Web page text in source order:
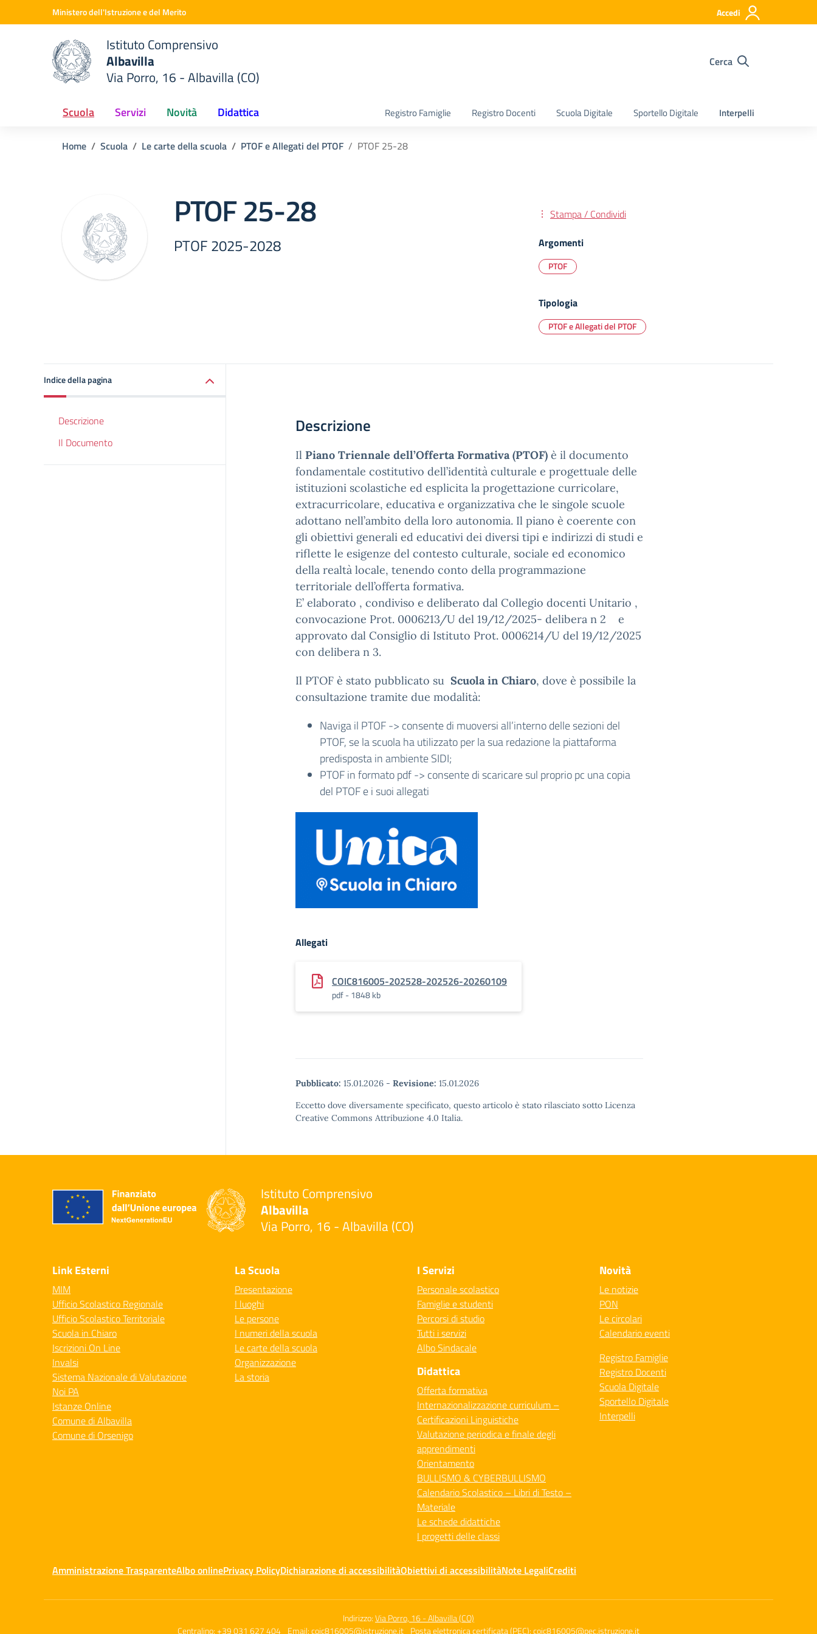
Vai ai contenuti
Vai al menu di navigazioneMinistero dell'Istruzione e del Merito Accedi
scuola
Istituto Comprensivo
Albavilla
Via Porro, 16 - Albavilla (CO)
Cerca
Scuola Servizi Novità Didattica Registro Famiglie Registro Docenti Scuola Digitale Sportello Digitale Interpelli
Home Scuola Le carte della scuola PTOF e Allegati del PTOF PTOF 25-28
PTOF 25-28
PTOF 2025-2028
Stampa / Condividi
Argomenti
PTOF
Tipologia
PTOF e Allegati del PTOF
Indice della pagina
Descrizione
Il Documento
Descrizione
Il Piano Triennale dell’Offerta Formativa (PTOF) è il documento
fondamentale costitutivo dell’identità culturale e progettuale delle
istituzioni scolastiche ed esplicita la progettazione curricolare,
extracurricolare, educativa e organizzativa che le singole scuole
adottano nell’ambito della loro autonomia. Il piano è coerente con
gli obiettivi generali ed educativi dei diversi tipi e indirizzi di studi e
riflette le esigenze del contesto culturale, sociale ed economico
della realtà locale, tenendo conto della programmazione
territoriale dell’offerta formativa.
E’ elaborato , condiviso e deliberato dal Collegio docenti Unitario ,
convocazione Prot. 0006213/U del 19/12/2025- delibera n 2 e
approvato dal Consiglio di Istituto Prot. 0006214/U del 19/12/2025
con delibera n 3.
Il PTOF è stato pubblicato su Scuola in Chiaro, dove è possibile la
consultazione tramite due modalità:
Naviga il PTOF -> consente di muoversi all’interno delle sezioni del
PTOF, se la scuola ha utilizzato per la sua redazione la piattaforma
predisposta in ambiente SIDI;
PTOF in formato pdf -> consente di scaricare sul proprio pc una copia
del PTOF e i suoi allegati
Allegati
COIC816005-202528-202526-20260109
pdf - 1848 kb
Pubblicato: 15.01.2026 - Revisione: 15.01.2026
Eccetto dove diversamente specificato, questo articolo è stato rilasciato sotto Licenza
Creative Commons Attribuzione 4.0 Italia.
Istituto Comprensivo
Albavilla
Via Porro, 16 - Albavilla (CO)
Link Esterni
MIM
Ufficio Scolastico Regionale
Ufficio Scolastico Territoriale
Scuola in Chiaro
Iscrizioni On Line
Invalsi
Sistema Nazionale di Valutazione
Noi PA
Istanze Online
Comune di Albavilla
Comune di Orsenigo
La Scuola
Presentazione
I luoghi
Le persone
I numeri della scuola
Le carte della scuola
Organizzazione
La storia
I Servizi
Personale scolastico
Famiglie e studenti
Percorsi di studio
Tutti i servizi
Albo Sindacale
Didattica
Offerta formativa
Internazionalizzazione curriculum –
Certificazioni Linguistiche
Valutazione periodica e finale degli
apprendimenti
Orientamento
BULLISMO & CYBERBULLISMO
Calendario Scolastico – Libri di Testo –
Materiale
Le schede didattiche
I progetti delle classi
Novità
Le notizie
PON
Le circolari
Calendario eventi
Registro Famiglie
Registro Docenti
Scuola Digitale
Sportello Digitale
Interpelli
Amministrazione TrasparenteAlbo onlinePrivacy PolicyDichiarazione di accessibilitàObiettivi di accessibilitàNote LegaliCrediti
Indirizzo:Via Porro, 16 - Albavilla (CO)
Centralino:+39 031 627 404 Email:coic816005@istruzione.it Posta elettronica certificata (PEC):coic816005@pec.istruzione.it